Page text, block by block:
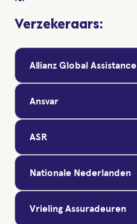
Verzekeraars:
Allianz Global Assistance
Ansvar
ASR
Nationale Nederlanden
Vrieling Assuradeuren